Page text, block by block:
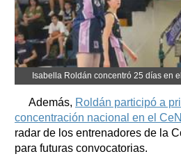
Isabella Roldán concentró 25 días en
Además, Roldán participó a
concentración nacional en el
radar de los entrenadores de la
para futuras convocatorias.